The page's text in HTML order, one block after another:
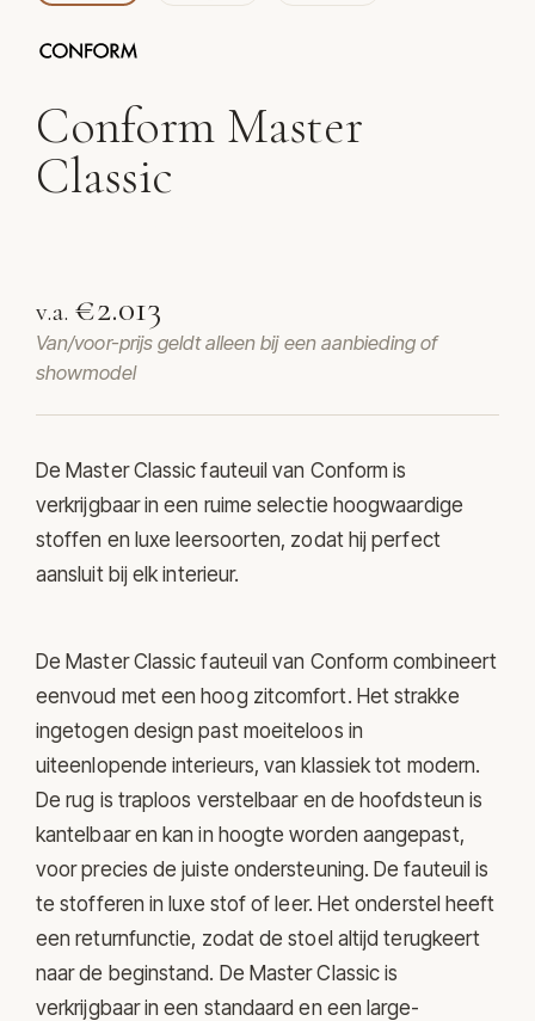
Conform Master
Classic
v.a. €2.013
Van/voor-prijs geldt alleen bij een aanbieding of
showmodel
De Master Classic fauteuil van Conform is
verkrijgbaar in een ruime selectie hoogwaardige
stoffen en luxe leersoorten, zodat hij perfect
aansluit bij elk interieur.
De Master Classic fauteuil van Conform combineert
eenvoud met een hoog zitcomfort. Het strakke
ingetogen design past moeiteloos in
uiteenlopende interieurs, van klassiek tot modern.
De rug is traploos verstelbaar en de hoofdsteun is
kantelbaar en kan in hoogte worden aangepast,
voor precies de juiste ondersteuning. De fauteuil is
te stofferen in luxe stof of leer. Het onderstel heeft
een returnfunctie, zodat de stoel altijd terugkeert
naar de beginstand. De Master Classic is
verkrijgbaar in een standaard en een large-